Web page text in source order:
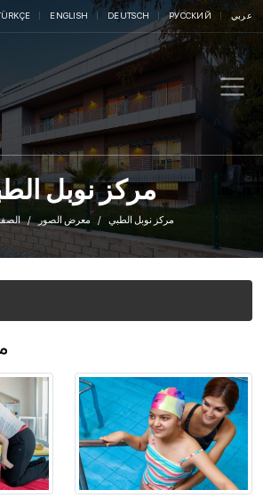
ENGLISH DEUTSCH РУССКИЙ عربي
مركز نوبل
معرض الصور مركز نوبل الطبي